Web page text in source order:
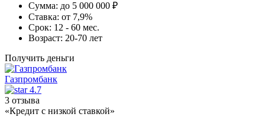
Сумма: до 5 000 000 ₽
Ставка: от 7,9%
Срок: 12 - 60 мес.
Возраст: 20-70 лет
Получить деньги
Газпромбанк
4.7
3 отзыва
«Кредит с низкой ставкой»